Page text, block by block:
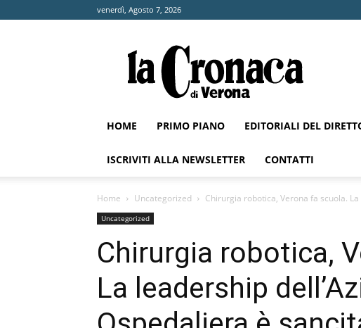
venerdì, Agosto 7, 2026
Cronaca
di
Verona
HOME PRIMO PIANO EDITORIALI DEL
ISCRIVITI ALLA NEWSLETTER CONTATTI
Home Uncategorized Chirurgia robotica, Verona fa scuola.
Uncategorized
Chirurgia robotica,
La leadership